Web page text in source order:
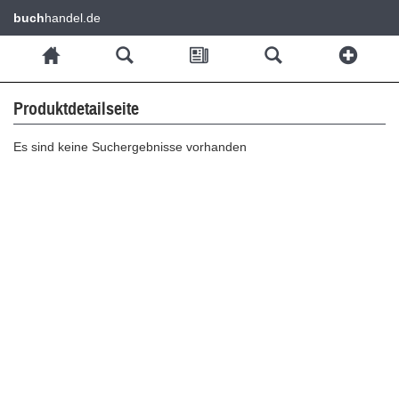
buchhandel.de
Produktdetailseite
Es sind keine Suchergebnisse vorhanden